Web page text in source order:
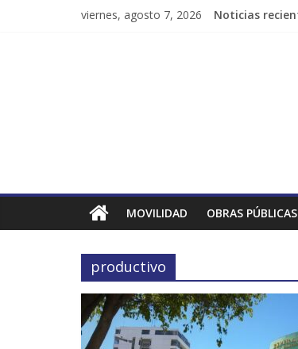
viernes, agosto 7, 2026 Noticias
MOVILIDAD OBRAS PÚBLICAS
productivo